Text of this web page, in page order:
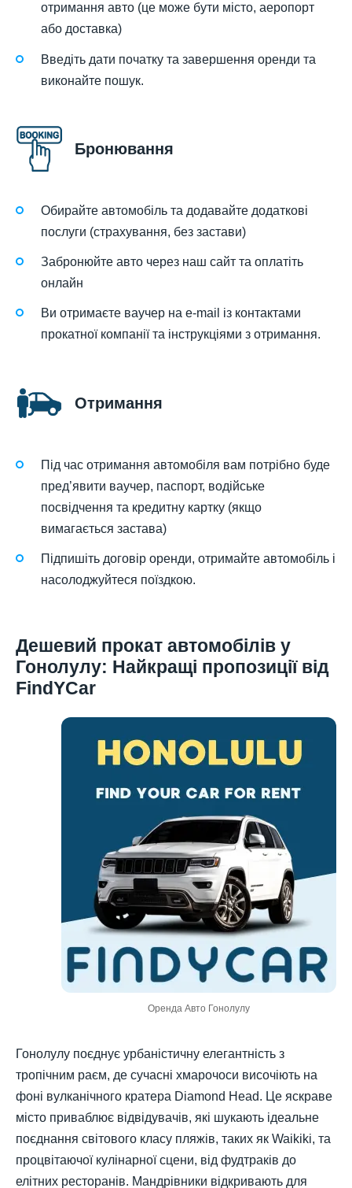
отримання авто (це може бути місто, аеропорт
або доставка)
Введіть дати початку та завершення оренди та
виконайте пошук.
Бронювання
Обирайте автомобіль та додавайте додаткові
послуги (страхування, без застави)
Забронюйте авто через наш сайт та оплатіть
онлайн
Ви отримаєте ваучер на e-mail із контактами
прокатної компанії та інструкціями з отримання.
Отримання
Під час отримання автомобіля вам потрібно буде
пред’явити ваучер, паспорт, водійське
посвідчення та кредитну картку (якщо
вимагається застава)
Підпишіть договір оренди, отримайте автомобіль і
насолоджуйтеся поїздкою.
Дешевий прокат автомобілів у
Гонолулу: Найкращі пропозиції від
FindYCar
Оренда Авто Гонолулу
Гонолулу поєднує урбаністичну елегантність з
тропічним раєм, де сучасні хмарочоси височіють на
фоні вулканічного кратера Diamond Head. Це яскраве
місто приваблює відвідувачів, які шукають ідеальне
поєднання світового класу пляжів, таких як Waikiki, та
процвітаючої кулінарної сцени, від фудтраків до
елітних ресторанів. Мандрівники відкривають для